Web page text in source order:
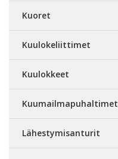
Kuoret
Kuulokeliittimet
Kuulokkeet
Kuumailmapuhaltimet
Lähestymisanturit